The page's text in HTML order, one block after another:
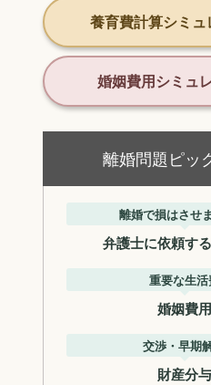
養育費計算シミ
婚姻費用シミュ
離婚問題ピッ
離婚で損はさせ
弁護士に依頼す
重要な生
婚姻費用
交渉・早期
財産分与